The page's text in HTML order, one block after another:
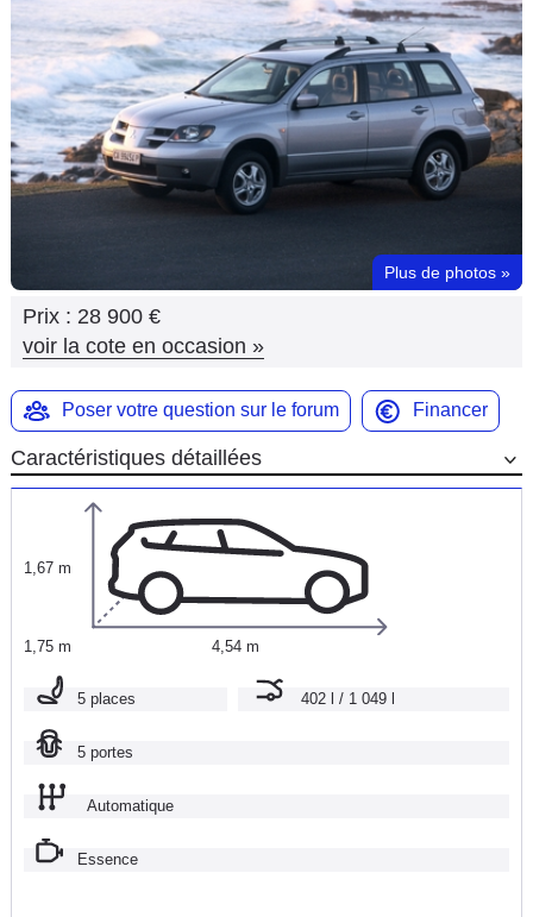
Utilitaires
Flottes
Auto
Services
Moto
Marques
Plus de photos »
Prix : 28 900 €
voir la cote en occasion »
Poser votre question sur le forum Financer
Caractéristiques détaillées
1,67 m
1,75 m 4,54 m
5 places 402 l / 1 049 l
5 portes
Automatique
Essence